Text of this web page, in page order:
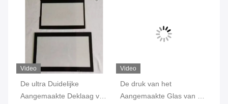
Video
De ultra Duidelijke
Aangemaakte Deklaag van
Video
De druk van het
Aangemaakte Glas van de